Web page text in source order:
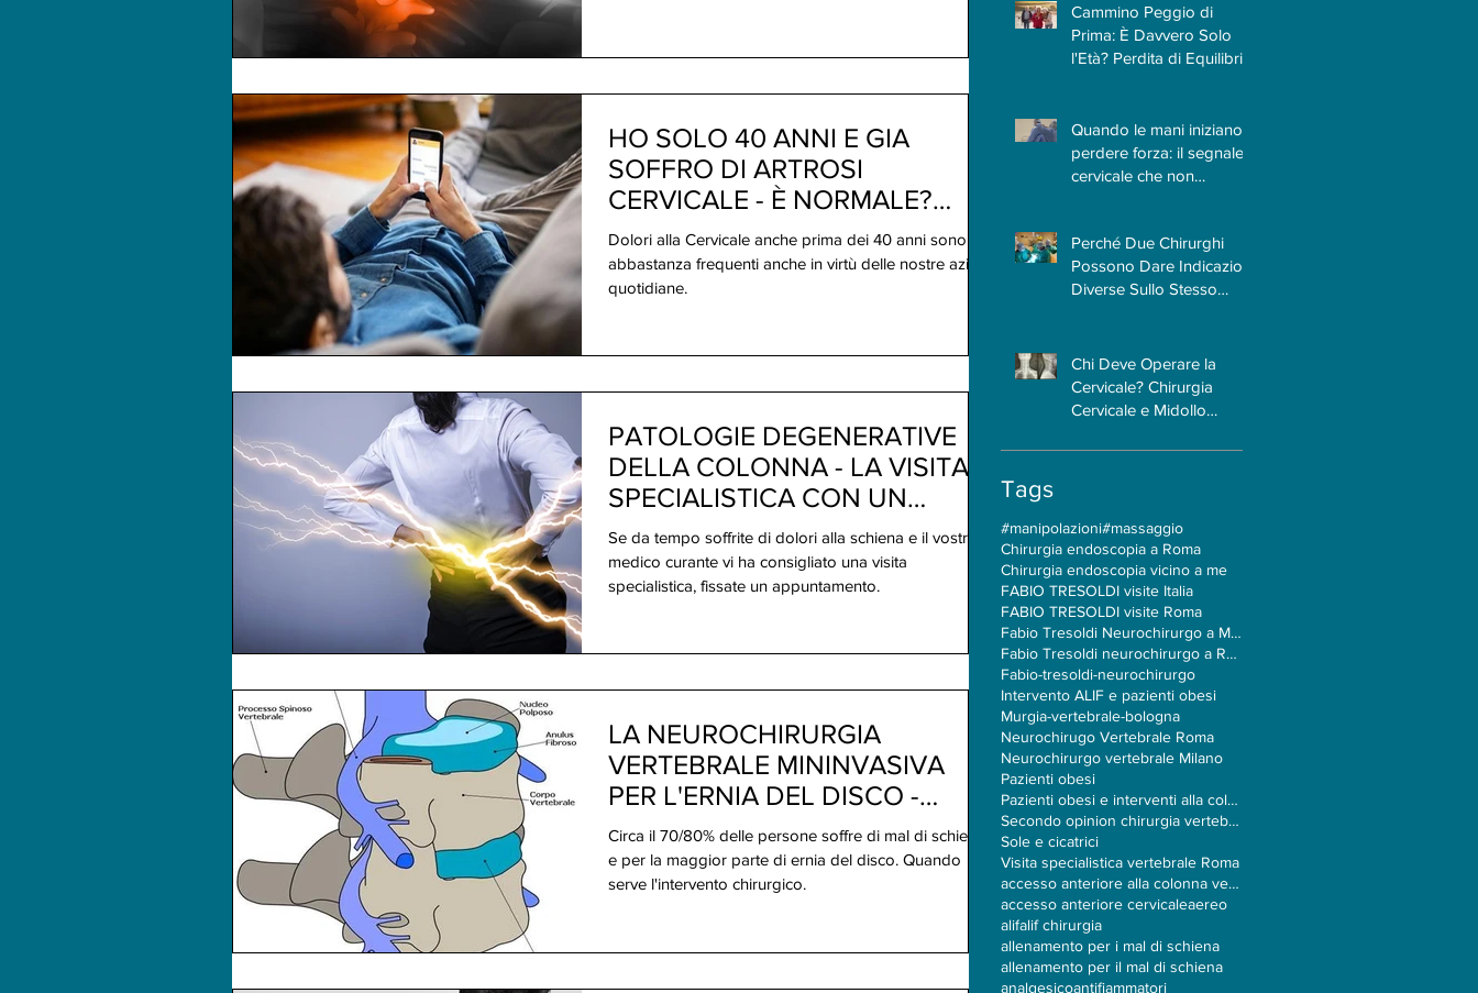
HO SOLO 40 ANNI E GIA
SOFFRO DI ARTROSI
CERVICALE - È NORMALE?
COSA FARE?
Dolori alla Cervicale anche prima dei 40 anni sono
abbastanza frequenti anche in virtù delle nostre azioni
quotidiane.
PATOLOGIE DEGENERATIVE
DELLA COLONNA - LA VISITA
SPECIALISTICA CON UN
NEUROCHIRURGO
VERTEBRALE
Se da tempo soffrite di dolori alla schiena e il vostro
medico curante vi ha consigliato una visita
specialistica, fissate un appuntamento.
LA NEUROCHIRURGIA
VERTEBRALE MININVASIVA
PER L'ERNIA DEL DISCO -
CERVICALE - DORSALE -
LOMBARE
Circa il 70/80% delle persone soffre di mal di schiena
e per la maggior parte di ernia del disco. Quando
serve l'intervento chirurgico.
differenza
Cammino Peggio di
Prima: È Davvero Solo
l'Età? Perdita di Equilibrio
Cervicale
Quando le mani iniziano a
perdere forza: il segnale
cervicale che non
Perché Due Chirurghi
Possono Dare Indicazioni
Diverse Sullo Stesso
Chi Deve Operare la
Cervicale? Chirurgia
Cervicale e Midollo
Formazione
Tags
#manipolazioni#massaggio
Chirurgia endoscopia a Roma
Chirurgia endoscopia vicino a me
FABIO TRESOLDI visite Italia
FABIO TRESOLDI visite Roma
Fabio Tresoldi Neurochirurgo a Milano
Fabio Tresoldi neurochirurgo a Roma
Fabio-tresoldi-neurochirurgo
Intervento ALIF e pazienti obesi
Murgia-vertebrale-bologna
Neurochirugo Vertebrale Roma
Neurochirurgo vertebrale Milano
Pazienti obesi
Pazienti obesi e interventi alla colonna
Secondo opinion chirurgia vertebrale
Sole e cicatrici
Visita specialistica vertebrale Roma
accesso anteriore alla colonna vertebrale
accesso anteriore cervicaleaereo
alifalif chirurgia
allenamento per i mal di schiena
allenamento per il mal di schiena
analgesicoantifiammatori